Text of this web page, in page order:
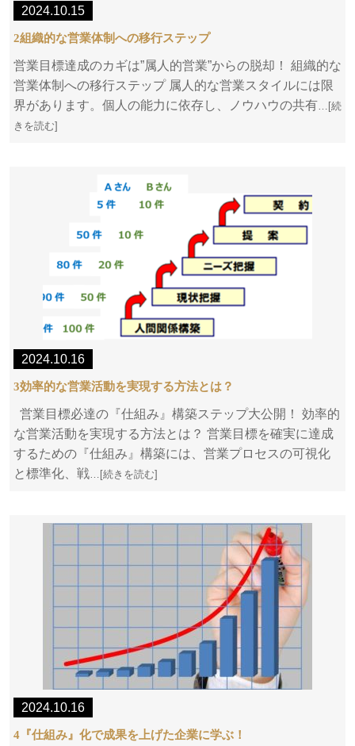
2024.10.15
2組織的な営業体制への移行ステップ
営業目標達成のカギは”属人的営業”からの脱却！ 組織的な
営業体制への移行ステップ 属人的な営業スタイルには限
界があります。個人の能力に依存し、ノウハウの共有 …[続
きを読む]
2024.10.16
3効率的な営業活動を実現する方法とは？
営業目標必達の『仕組み』構築ステップ大公開！ 効率的
な営業活動を実現する方法とは？ 営業目標を確実に達成
するための『仕組み』構築には、営業プロセスの可視化
と標準化、戦…[続きを読む]
2024.10.16
4『仕組み』化で成果を上げた企業に学ぶ！